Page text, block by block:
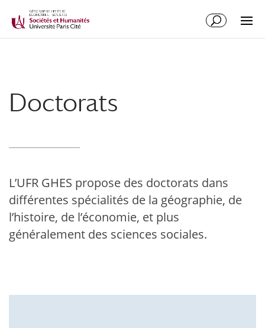
Doctorats
L’UFR GHES propose des doctorats dans
différentes spécialités de la géographie, de
l’histoire, de l’économie, et plus
généralement des sciences sociales.